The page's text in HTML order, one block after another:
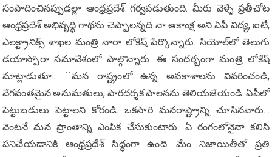
సంపాదించినప్పుడల్లా ఆంధ్రప్రదేశ్ గర్వపడుతుంది. మీరు వెళ్ళే ప్రతీచోట
ఆంధ్రప్రదేశ్ అభివృద్ధి గాథను చెప్పాలన్నది నా ఆకాంక్ష అని ఏపీ విద్య, ఐటీ,
ఎలక్ట్రానిక్స్ శాఖల మంత్రి నారా లోకేష్ పేర్కొన్నారు. సియోల్‌లో తెలుగు
డయాస్పోరా సమావేశంలో పాల్గొన్నారు. ఈ సంద‌ర్బంగా మంత్రి లోకేష్
మాట్లాడుతూ... ``మన రాష్ట్రంలో ఉన్న అవకాశాలను వివరించండి,
వేగవంతమైన అనుమతులు, పారదర్శక పాలనను తెలియజేయండి. ఏపీలో
పెట్టుబడులు పెట్టాలని కోరండి. ఒకసారి మనరాష్ట్రాన్ని చూసినవారు...
వెంటనే మన ప్రాంతాన్ని ఎంపిక చేసుకుంటారు. ఏ రంగంలోనైనా క‌లిసి
ప‌నిచేయ‌డానికి ఆంధ్రప్రదేశ్ సిద్ధంగా ఉంది. మేం నిజాయితీతో ప్రతి